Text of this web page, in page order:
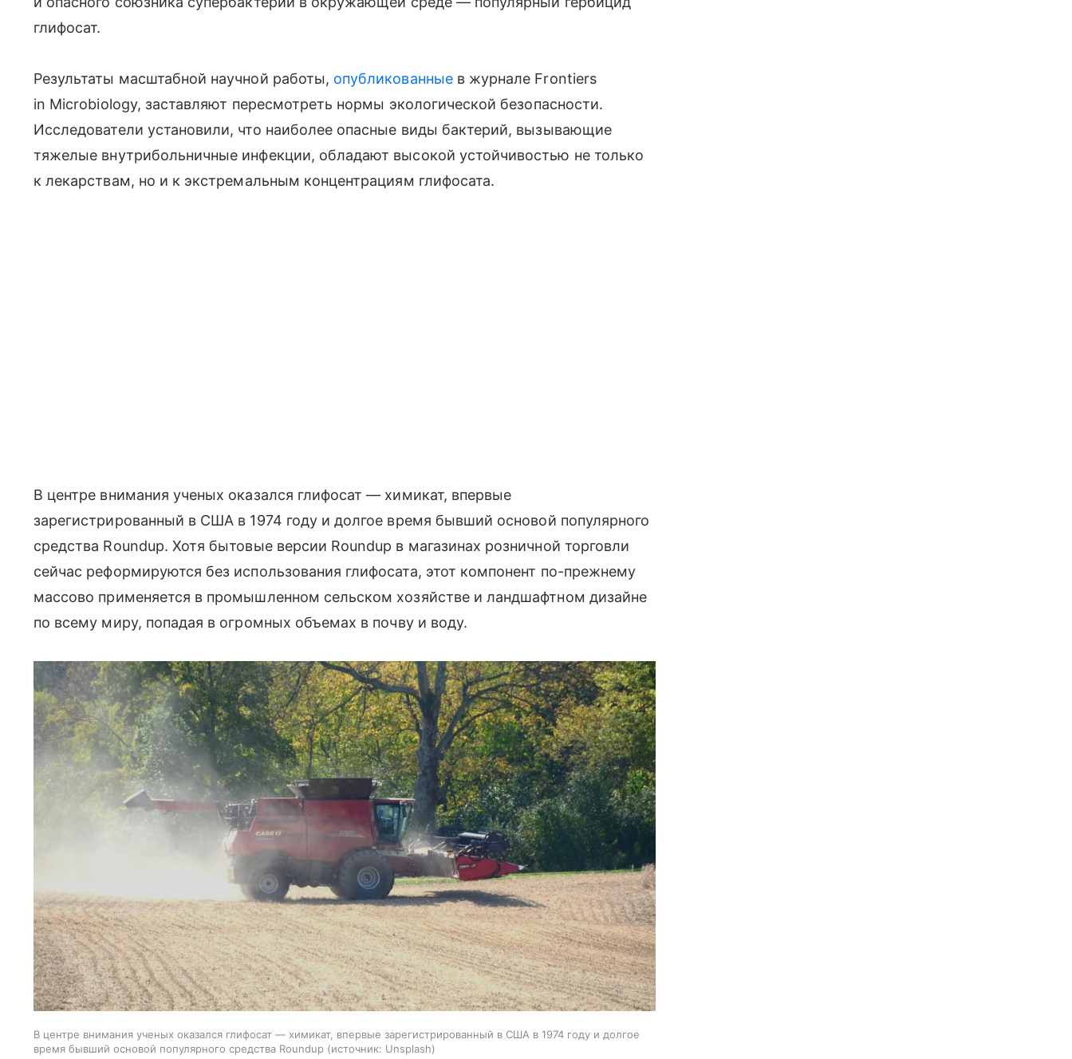
глифосат.
Результаты масштабной научной работы, опубликованныев журнале Frontiers
in Microbiology, заставляют пересмотреть нормы экологической безопасности.
Исследователи установили, что наиболее опасные виды бактерий, вызывающие
тяжелые внутрибольничные инфекции, обладают высокой устойчивостью не только
к лекарствам, но и к экстремальным концентрациям глифосата.
В центре внимания ученых оказался глифосат — химикат, впервые
зарегистрированный в США в 1974 году и долгое время бывший основой популярного
средства Roundup. Хотя бытовые версии Roundup в магазинах розничной торговли
сейчас реформируются без использования глифосата, этот компонент по-прежнему
массово применяется в промышленном сельском хозяйстве и ландшафтном дизайне
по всему миру, попадая в огромных объемах в почву и воду.
В центре внимания ученых оказался глифосат — химикат, впервые зарегистрированный в США в 1974 году и долгое
время бывший основой популярного средства Roundup
источник: Unsplash